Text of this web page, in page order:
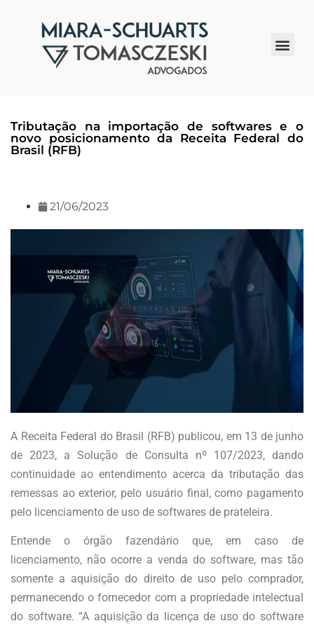
Tributação na importação de softwares e o
novo posicionamento da Receita Federal do
Brasil (RFB)
21/06/2023
A Receita Federal do Brasil (RFB) publicou, em 13 de junho
de 2023, a Solução de Consulta nº 107/2023, dando
continuidade ao entendimento acerca da tributação das
remessas ao exterior, pelo usuário final, como pagamento
pelo licenciamento de uso de softwares de prateleira.
Entende o órgão fazendário que, em caso de
licenciamento, não ocorre a venda do software, mas tão
somente a aquisição do direito de uso pelo comprador,
permanecendo o fornecedor com a propriedade intelectual
do software. “A aquisição da licença de uso do software